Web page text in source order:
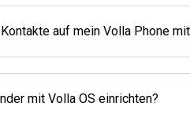
auf mein Volla Phone mit
mit Volla OS einrichten?